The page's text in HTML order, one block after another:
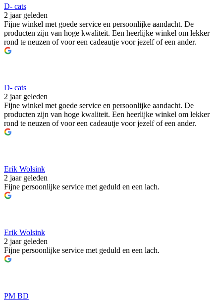
D- cats
2 jaar geleden
Fijne winkel met goede service en persoonlijke aandacht. De
producten zijn van hoge kwaliteit. Een heerlijke winkel om lekker
rond te neuzen of voor een cadeautje voor jezelf of een ander.
D- cats
2 jaar geleden
Fijne winkel met goede service en persoonlijke aandacht. De
producten zijn van hoge kwaliteit. Een heerlijke winkel om lekker
rond te neuzen of voor een cadeautje voor jezelf of een ander.
Erik Wolsink
2 jaar geleden
Fijne persoonlijke service met geduld en een lach.
Erik Wolsink
2 jaar geleden
Fijne persoonlijke service met geduld en een lach.
PM BD